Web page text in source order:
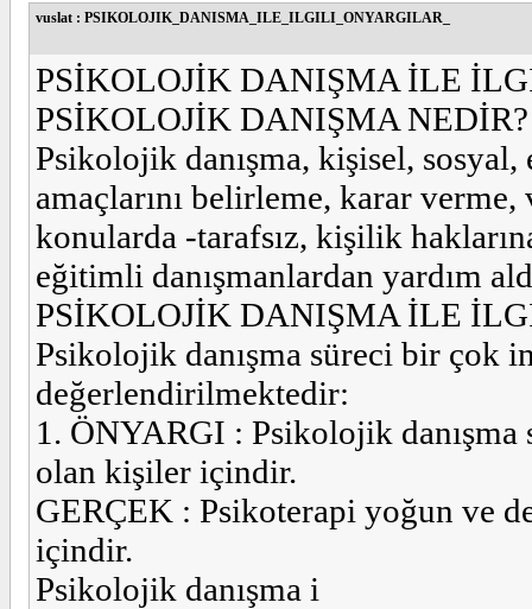
vuslat : PSIKOLOJIK_DANISMA_ILE_ILGILI_ONYARGILAR_
PSİKOLOJİK DANIŞMA İLE
PSİKOLOJİK DANIŞMA NEDİR?
Psikolojik danışma, kişisel,
amaçlarını belirleme, karar
konularda -tarafsız, kişilik
eğitimli danışmanlardan yardım
PSİKOLOJİK DANIŞMA İLE
Psikolojik danışma süreci bir çok
değerlendirilmektedir:
1. ÖNYARGI : Psikolojik
olan kişiler içindir.
GERÇEK : Psikoterapi yoğun ve
içindir.
Psikolojik danışma i